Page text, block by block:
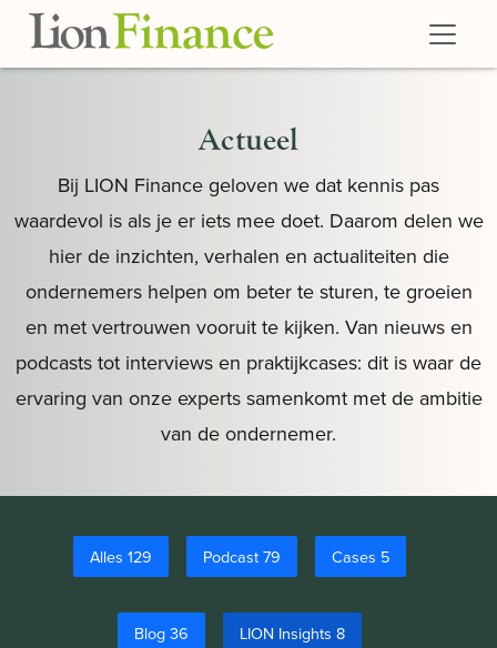
Skip to main content
Actueel
Bij LION Finance geloven we dat kennis pas
waardevol is als je er iets mee doet. Daarom delen we
hier de inzichten, verhalen en actualiteiten die
ondernemers helpen om beter te sturen, te groeien
en met vertrouwen vooruit te kijken. Van nieuws en
podcasts tot interviews en praktijkcases: dit is waar de
ervaring van onze experts samenkomt met de ambitie
van de ondernemer.
Alles 129 Podcast 79 Cases 5
Blog 36 LION Insights 8